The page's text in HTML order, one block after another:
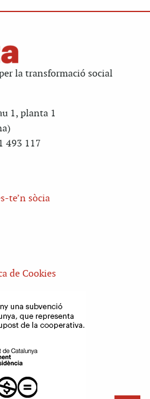
la transformació social
1, planta 1
493 117
te’n sòcia
de Cookies